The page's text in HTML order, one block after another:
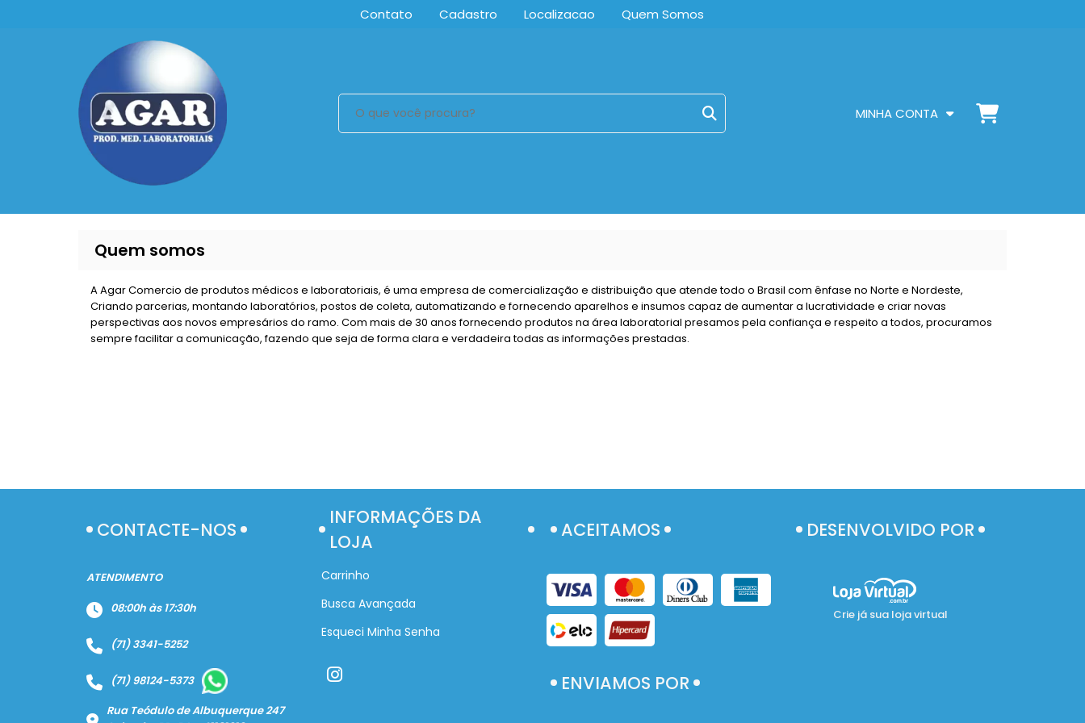
Contato Cadastro Localizacao Quem Somos
MINHA CONTA
Quem somos
A Agar Comercio de produtos médicos e laboratoriais, é uma empresa de comercialização e distribuição que atende todo o Brasil com ênfase no Norte e Nordeste,
Criando parcerias, montando laboratórios, postos de coleta, automatizando e fornecendo aparelhos e insumos capaz de aumentar a lucratividade e criar novas
perspectivas aos novos empresários do ramo. Com mais de 30 anos fornecendo produtos na área laboratorial presamos pela confiança e respeito a todos, procuramos
sempre facilitar a comunicação, fazendo que seja de forma clara e verdadeira todas as informações prestadas.
CONTACTE-NOS
ATENDIMENTO
08:00h às 17:30h
(71) 3341-5252
(71) 98124-5373
Rua Teódulo de Albuquerque 247
INFORMAÇÕES DA
LOJA
Carrinho
Busca Avançada
Esqueci Minha Senha
ACEITAMOS
ENVIAMOS POR
DESENVOLVIDO POR
Crie já sua loja virtual